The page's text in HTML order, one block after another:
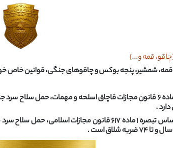
شمشیر، پنجه بوکس و چاقوهای جنگی، قوانین خاص
سایر سلاح‌های سرد (چاقوهای معمولی): بر اساس تبصره ۱